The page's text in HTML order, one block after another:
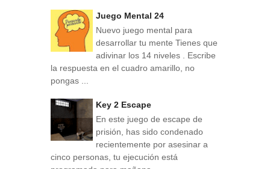
Juego Mental 24
Nuevo juego mental para
desarrollar tu mente Tienes que
adivinar los 14 niveles . Escribe
la respuesta en el cuadro amarillo, no
pongas ...
Key 2 Escape
En este juego de escape de
prisión, has sido condenado
recientemente por asesinar a
cinco personas, tu ejecución está